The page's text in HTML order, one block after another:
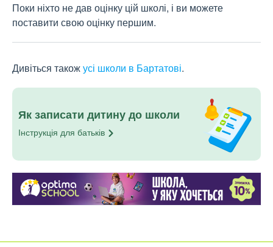
Поки ніхто не дав оцінку цій школі, і ви можете
поставити свою оцінку першим.
Дивіться такожусі школи в Бартатові.
Як записати дитину до школи
Інструкція для батьків